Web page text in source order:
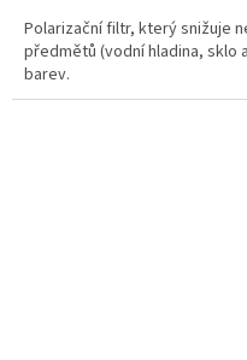
Polarizační filtr, který snižuje
předmětů (vodní hladina,
barev.